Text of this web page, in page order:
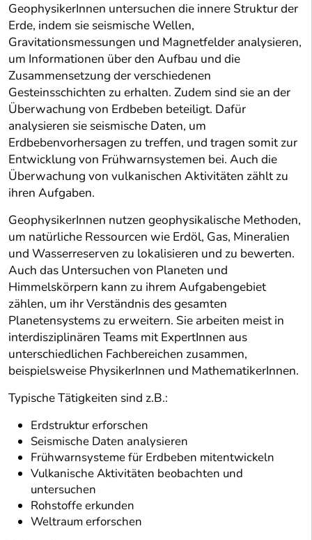
GeophysikerInnen untersuchen die innere Struktur der
Erde, indem sie seismische Wellen,
Gravitationsmessungen und Magnetfelder analysieren,
um Informationen über den Aufbau und die
Zusammensetzung der verschiedenen
Gesteinsschichten zu erhalten. Zudem sind sie an der
Überwachung von Erdbeben beteiligt. Dafür
analysieren sie seismische Daten, um
Erdbebenvorhersagen zu treffen, und tragen somit zur
Entwicklung von Frühwarnsystemen bei. Auch die
Überwachung von vulkanischen Aktivitäten zählt zu
ihren Aufgaben.
GeophysikerInnen nutzen geophysikalische Methoden,
um natürliche Ressourcen wie Erdöl, Gas, Mineralien
und Wasserreserven zu lokalisieren und zu bewerten.
Auch das Untersuchen von Planeten und
Himmelskörpern kann zu ihrem Aufgabengebiet
zählen, um ihr Verständnis des gesamten
Planetensystems zu erweitern. Sie arbeiten meist in
interdisziplinären Teams mit ExpertInnen aus
unterschiedlichen Fachbereichen zusammen,
beispielsweise PhysikerInnen und MathematikerInnen.
Typische Tätigkeiten sind z.B.:
Erdstruktur erforschen
Seismische Daten analysieren
Frühwarnsysteme für Erdbeben mitentwickeln
Vulkanische Aktivitäten beobachten und
untersuchen
Rohstoffe erkunden
Weltraum erforschen